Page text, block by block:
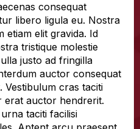
consequat
libero ligula eu. Nostra
etiam elit gravida. Id
tristique molestie
justo ad fringilla
auctor consequat
Vestibulum cras taciti
erat auctor hendrerit.
taciti facilisi